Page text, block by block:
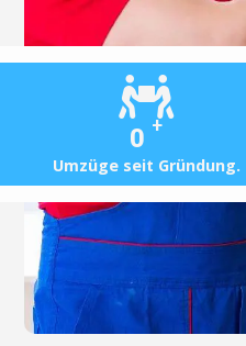
0 +
Umzüge seit Gründung.